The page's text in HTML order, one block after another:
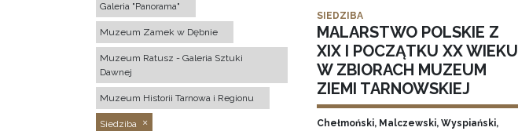
Galeria "Panorama"
Muzeum Zamek w Dębnie
Muzeum Ratusz - Galeria Sztuki
Dawnej
Muzeum Historii Tarnowa i Regionu
Siedziba
SIEDZIBA
MALARSTWO POLSKIE Z
XIX I POCZĄTKU XX WIEKU
W ZBIORACH MUZEUM
ZIEMI TARNOWSKIEJ
Chełmoński, Malczewski, Wyspiański,